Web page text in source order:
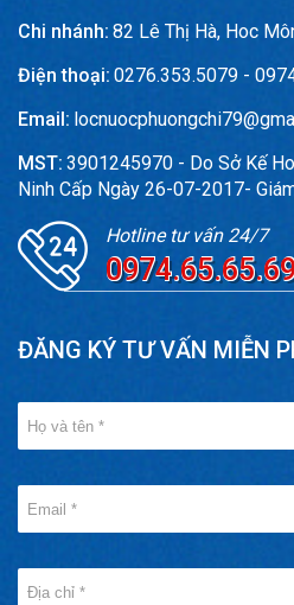
Chi nhánh: 82 Lê Thị Hà, Hoc
Điện thoại: 0276.353.5079 -
Email:
MST: 3901245970 - Do Sở Kế
Ninh Cấp Ngày 26-07-2017-
Hotline tư vấn 24/7
ĐĂNG KÝ TƯ VẤN MIỄN